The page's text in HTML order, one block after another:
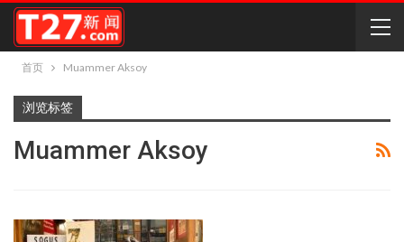
首页 Muammer Aksoy
浏览标签
Muammer Aksoy